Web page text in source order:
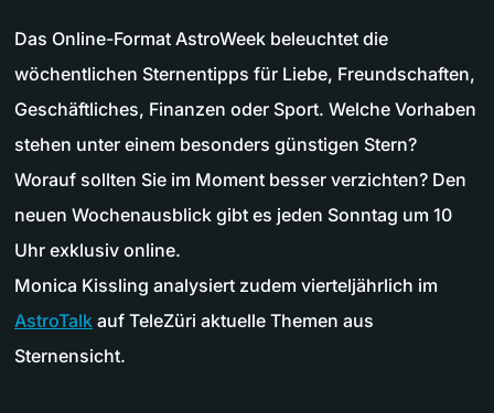
Das Online-Format AstroWeek beleuchtet die
wöchentlichen Sternentipps für Liebe, Freundschaften,
Geschäftliches, Finanzen oder Sport. Welche Vorhaben
stehen unter einem besonders günstigen Stern?
Worauf sollten Sie im Moment besser verzichten? Den
neuen Wochenausblick gibt es jeden Sonntag um 10
Uhr exklusiv online.
Monica Kissling analysiert zudem vierteljährlich im
AstroTalk auf TeleZüri aktuelle Themen aus
Sternensicht.